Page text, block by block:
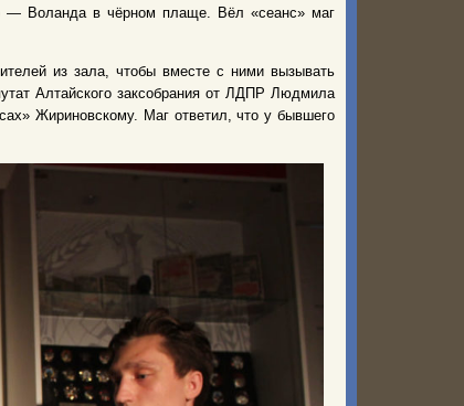
— Воланда в чёрном плаще. Вёл «сеанс» маг
из зала, чтобы вместе с ними вызывать
Алтайского заксобрания от ЛДПР Людмила
Жириновскому. Маг ответил, что у бывшего